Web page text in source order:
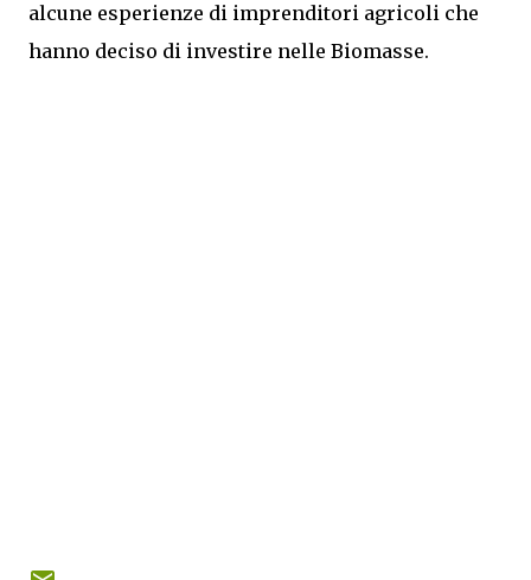
alcune esperienze di imprenditori agricoli che
hanno deciso di investire nelle Biomasse.